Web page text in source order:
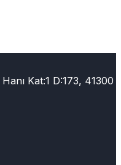
Kat:1 D:173, 41300